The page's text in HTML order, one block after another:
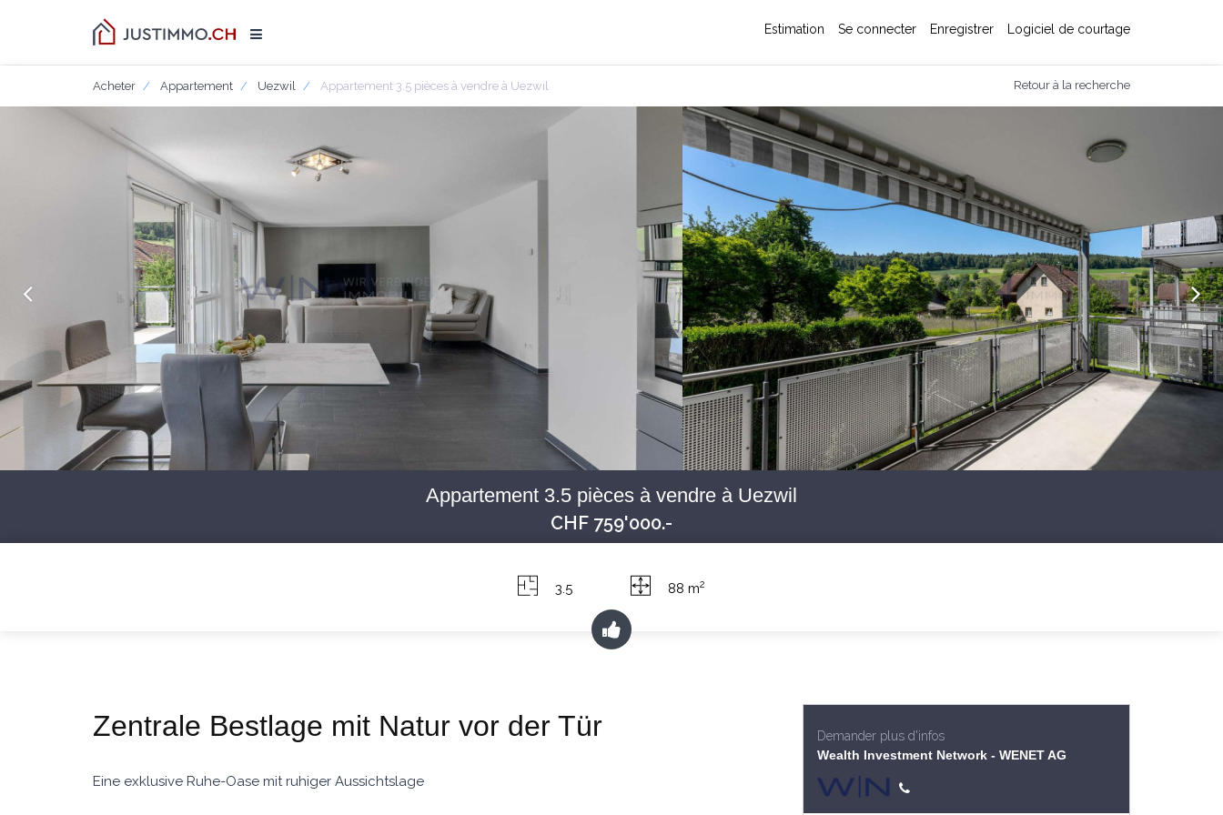
Estimation Se connecter Enregistrer Logiciel de courtage
Acheter Appartement Uezwil Appartement 3.5 pièces à vendre à Uezwil Retour à la recherche
Appartement 3.5 pièces à vendre à Uezwil
CHF 759'000.-
3.5 88 m2
Zentrale Bestlage mit Natur vor der Tür
Eine exklusive Ruhe-Oase mit ruhiger Aussichtslage
Demander plus d'infos
Wealth Investment Network - WENET AG